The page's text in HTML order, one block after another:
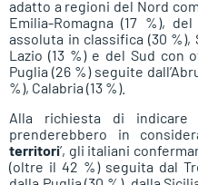
adatto a regioni del Nord
Emilia-Romagna (17 %),
assoluta in classifica (30 %),
Lazio (13 %) e del Sud con
Puglia (26 %) seguite
%), Calabria (13 %).
Alla richiesta di
prenderebbero in
territori’, gli italiani
(oltre il 42 %) seguita dal